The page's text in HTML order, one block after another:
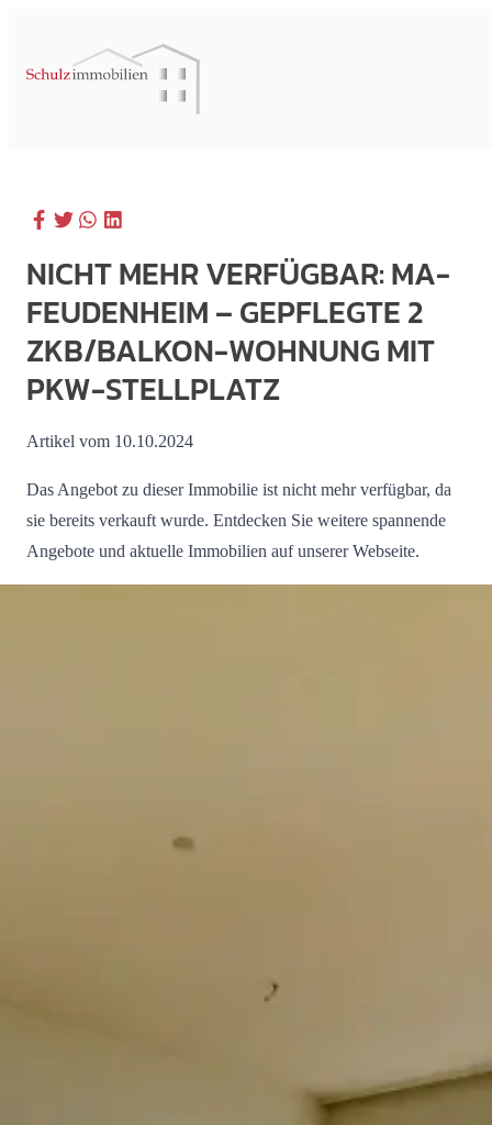
NICHT MEHR VERFÜGBAR: MA-
FEUDENHEIM – GEPFLEGTE 2
ZKB/BALKON-WOHNUNG MIT
PKW-STELLPLATZ
Artikel vom 10.10.2024
Das Angebot zu dieser Immobilie ist nicht mehr verfügbar, da
sie bereits verkauft wurde. Entdecken Sie weitere spannende
Angebote und aktuelle Immobilien auf unserer Webseite.